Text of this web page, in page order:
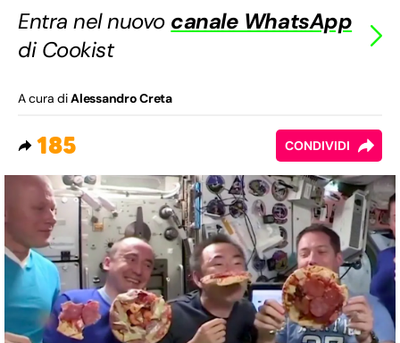
Entra nel nuovo canale WhatsApp
di Cookist
A cura diAlessandro Creta
185 CONDIVIDI